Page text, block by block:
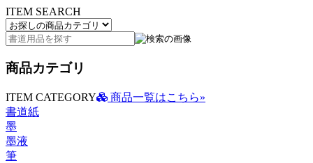
ITEM SEARCH
商品カテゴリ
ITEM CATEGORY
商品一覧はこちら»
書道紙
墨
墨液
筆